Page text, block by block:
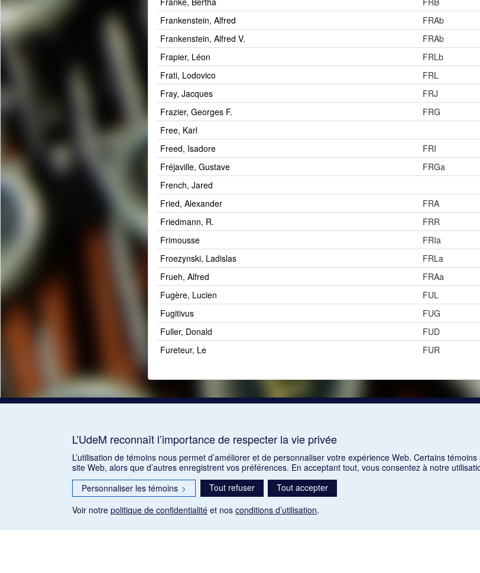
Frankenstein, Alfred
FRAb
Frankenstein, Alfred V.
FRAb
Frapier, Léon
FRLb
Frati, Lodovico
FRL
Fray, Jacques
FRJ
Frazier, Georges F.
FRG
Free, Karl
Freed, Isadore
FRI
Fréjaville, Gustave
FRGa
French, Jared
Fried, Alexander
FRA
Friedmann, R.
FRR
Frimousse
FRIa
Froezynski, Ladislas
FRLa
Frueh, Alfred
FRAa
Fugère, Lucien
FUL
Fugitivus
FUG
Fuller, Donald
FUD
Fureteur, Le
FUR
L’UdeM reconnaît l’importance de respecter la vie privée
L’utilisation de témoins nous permet d’améliorer et de personnaliser votre expérience Web. Certains
site Web, alors que d’autres enregistrent vos préférences. En acceptant tout, vous consentez à notre
Personnaliser les témoins > Tout refuser
Tout accepter
Voir notre politique de confidentialité et nos conditions d’utilisation.